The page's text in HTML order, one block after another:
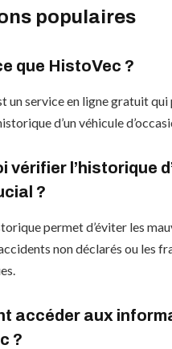
populaires
que HistoVec ?
un service en ligne gratuit qui
d’un véhicule
vérifier l’historique
?
permet d’éviter les
non déclarés ou les
accéder aux
?